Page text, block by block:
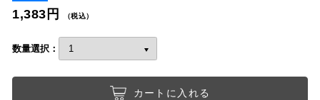
1,383円 （税込）
数量選択：
カートに入れる